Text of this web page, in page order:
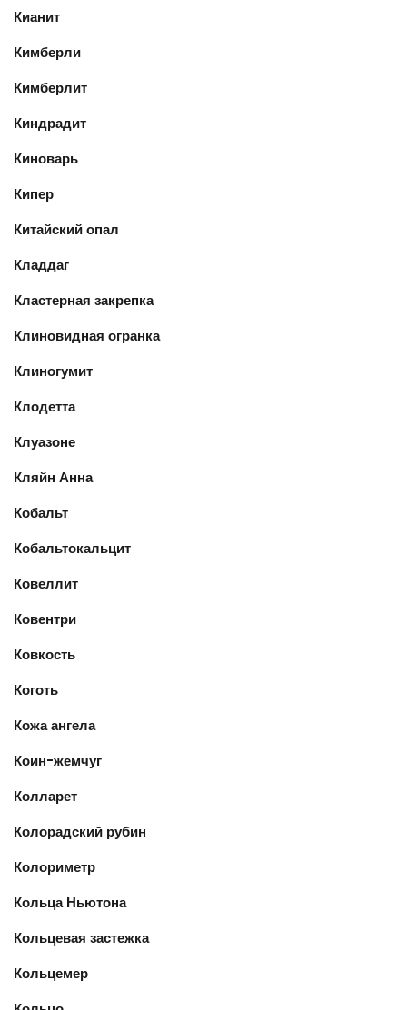
Кианит
Кимберли
Кимберлит
Киндрадит
Киноварь
Кипер
Китайский опал
Кладдаг
Кластерная закрепка
Клиновидная огранка
Клиногумит
Клодетта
Клуазоне
Кляйн Анна
Кобальт
Кобальтокальцит
Ковеллит
Ковентри
Ковкость
Коготь
Кожа ангела
Коин-жемчуг
Колларет
Колорадский рубин
Колориметр
Кольца Ньютона
Кольцевая застежка
Кольцемер